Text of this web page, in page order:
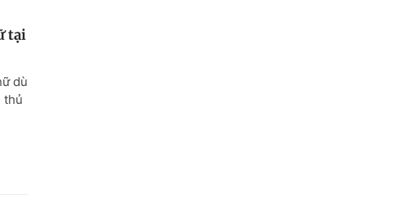
tại
dù
thủ